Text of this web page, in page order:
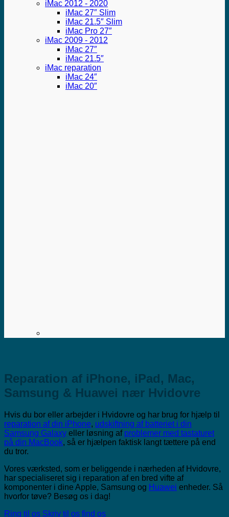
iMac 2012 - 2020
iMac 27″ Slim
iMac 21.5″ Slim
iMac Pro 27″
iMac 2009 - 2012
iMac 27″
iMac 21.5″
iMac reparation
iMac 24″
iMac 20″
Reparation af iPhone, iPad, Mac,
Samsung & Huawei nær Hvidovre
Hvis du bor eller arbejder i Hvidovre og har brug for hjælp til
reparation af din iPhone, udskiftning af batteriet i din
Samsung Galaxy eller løsning af problemer med tastaturet
på din MacBook, så er hjælpen faktisk langt tættere på end
du tror.
Vores værksted, som er beliggende i nærheden af Hvidovre,
har specialiseret sig i reparation af en bred vifte af
komponenter i dine Apple, Samsung og Huawei enheder. Så
hvorfor tøve? Besøg os i dag!
Ring til os Skriv til os find os